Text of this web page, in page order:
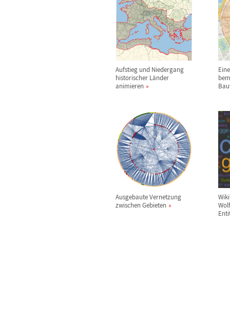
Aufstieg und Niedergang
historischer Länder
animieren
Ausgebaute Vernetzung
zwischen Gebieten